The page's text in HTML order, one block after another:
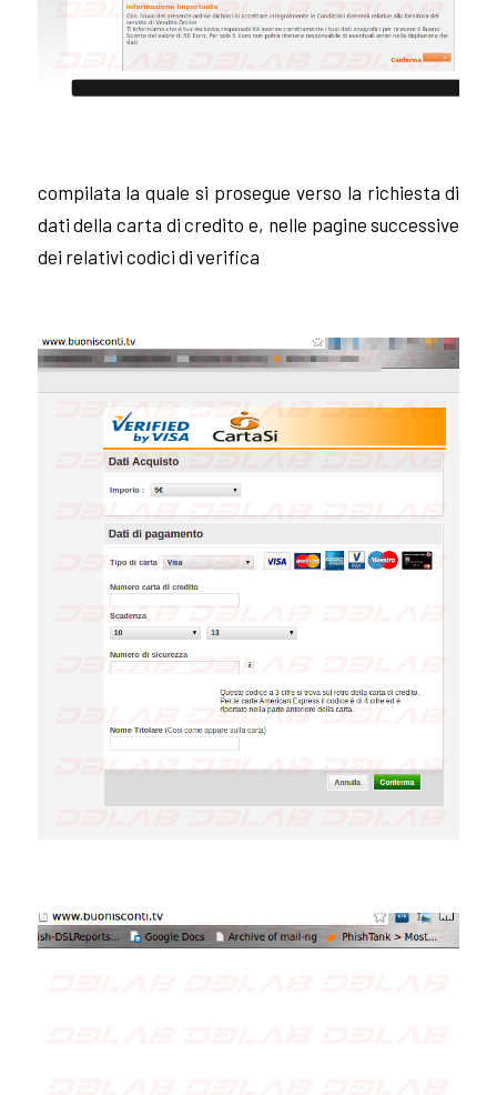
compilata la quale si prosegue verso la richiesta di
dati della carta di credito e, nelle pagine successive
dei relativi codici di verifica